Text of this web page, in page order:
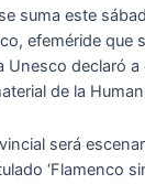
suma este
efeméride que
Unesco declaró
de la
será
‘Flamenco